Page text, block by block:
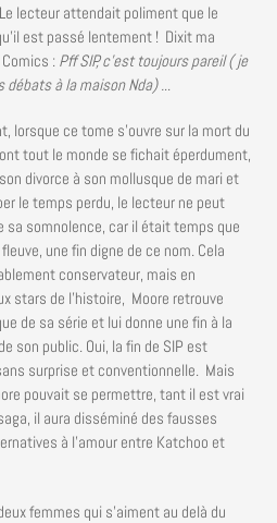
lecteur attendait poliment que le
est passé lentement ! Dixit ma
: Pff SIP, c’est toujours pareil ( je
à la maison Nda) .
lorsque ce tome s’ouvre sur la mort du
tout le monde se fichait éperdument,
divorce à son mollusque de mari et
le temps perdu, le lecteur ne peut
sa somnolence, car il était temps que
une fin digne de ce nom. Cela
conservateur, mais en
stars de l’histoire, Moore retrouve
de sa série et lui donne une fin à la
son public. Oui, la fin de SIP est
surprise et conventionnelle. Mais
pouvait se permettre, tant il est vrai
il aura disséminé des fausses
à l’amour entre Katchoo et
femmes qui s’aiment au delà du